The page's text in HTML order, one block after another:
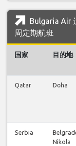
Bulgaria Air
周定期航班
国家 目的地
Qatar Doha
Serbia
Nikola